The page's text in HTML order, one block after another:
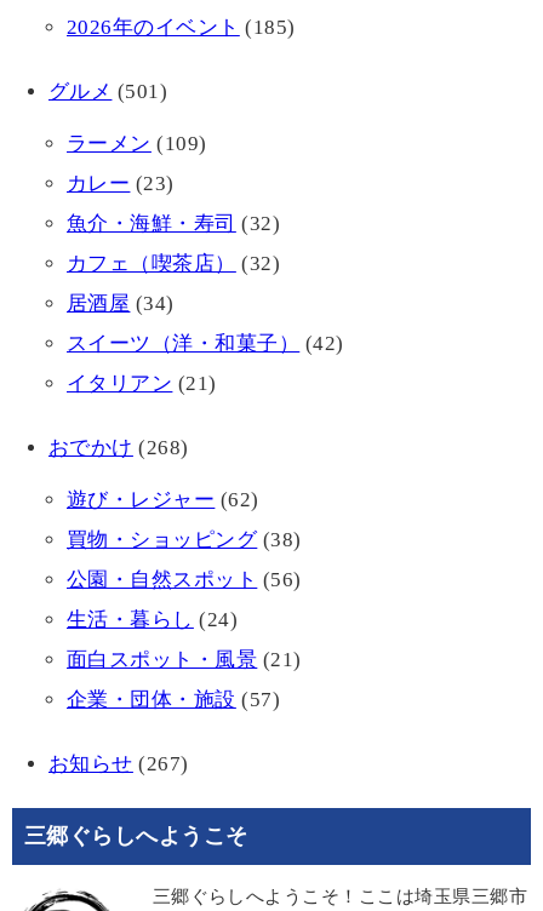
2026年のイベント (185)
グルメ (501)
ラーメン (109)
カレー (23)
魚介・海鮮・寿司 (32)
カフェ（喫茶店）
(32)
居酒屋 (34)
スイーツ（洋・和菓子）
(42)
イタリアン (21)
おでかけ (268)
遊び・レジャー (62)
買物・ショッピング(38)
公園・自然スポット (56)
生活・暮らし (24)
面白スポット・風景 (21)
企業・団体・施設 (57)
お知らせ (267)
三郷ぐらしへようこそ
三郷ぐらしへようこそ！ここは埼玉県三郷市